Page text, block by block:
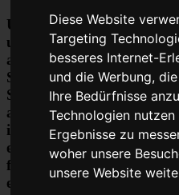
Diese Website
Targeting
besseres Internet-
und die Werbung,
Ihre Bedürfnisse
Technologien
Ergebnisse zu
woher unsere
unsere Website
Unser Betrieb steht für
und Reparaturen von
anderem von Motor-
Steuergeräten, ABS-
STEUBEL® verfügt
ausgewiesene Expertise
insbesondere Motor-
ermöglicht STEUBEL®
für nahezu aller Hersteller
es Motorrad oder LKW.